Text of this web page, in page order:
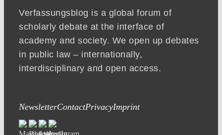
Verfassungsblog is a global forum of
scholarly debate at the interface of
academy and society. We open up debates
in public law – internationally,
interdisciplinary and open access.
NewsletterContactPrivacyImprint